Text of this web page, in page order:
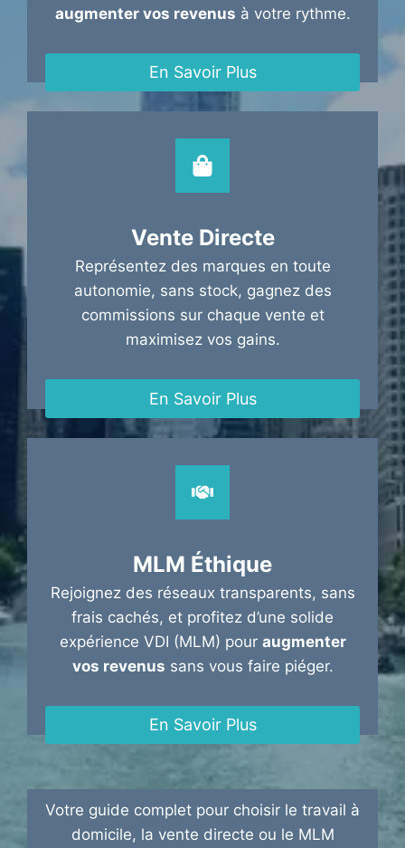
augmenter vos revenus à votre rythme.
En Savoir Plus
Vente Directe
Représentez des marques en toute
autonomie, sans stock, gagnez des
commissions sur chaque vente et
maximisez vos gains.
En Savoir Plus
MLM Éthique
Rejoignez des réseaux transparents, sans
frais cachés, et profitez d’une solide
expérience VDI (MLM) pour augmenter
vos revenus sans vous faire piéger.
En Savoir Plus
Votre guide complet pour choisir le travail à
domicile, la vente directe ou le MLM